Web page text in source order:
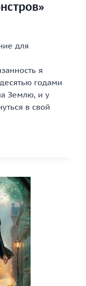
для
я
годами
Землю, и у
в свой